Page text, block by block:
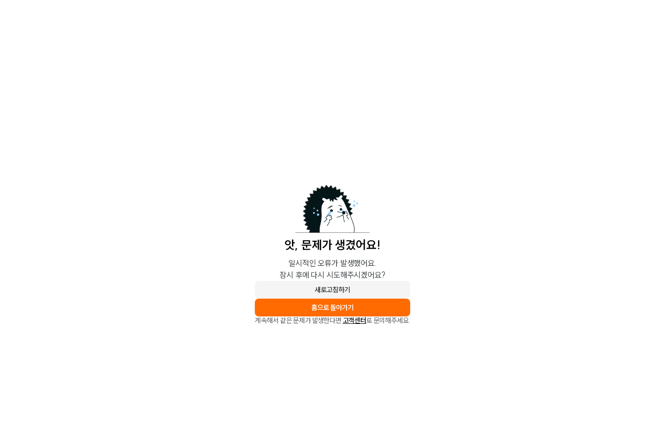
앗, 문제가 생겼어요!
일시적인 오류가 발생했어요.
잠시 후에 다시 시도해주시겠어요?
새로고침하기
홈으로 돌아가기
계속해서 같은 문제가 발생한다면 고객센터로 문의해주세요.